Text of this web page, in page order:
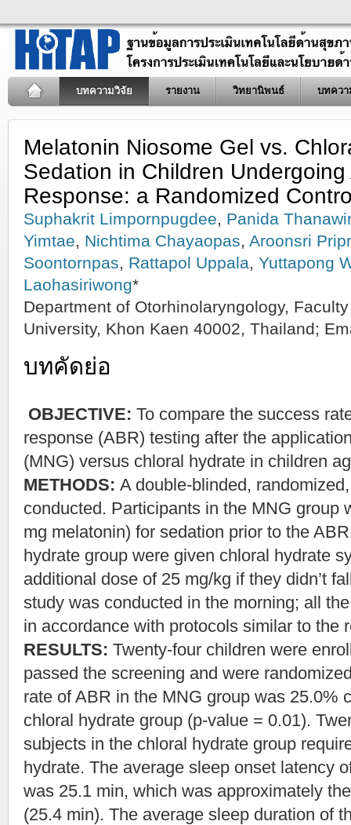
บทความวิจัย รายงาน วิทยานิพนธ์ บทควา
Melatonin Niosome Gel vs.
Sedation in Children
Response: a Randomized
Suphakrit Limpornpugdee, Panida
Yimtae, Nichtima Chayaopas, Aroonsri
Soontornpas, Rattapol Uppala, Yuttapong
Laohasiriwong*
Department of Otorhinolaryngology,
University, Khon Kaen 40002, Thailand;
บทคัดย่อ
OBJECTIVE: To compare the success
response (ABR) testing after the
(MNG) versus chloral hydrate in children
METHODS: A double-blinded,
conducted. Participants in the MNG group
mg melatonin) for sedation prior to the
hydrate group were given chloral hydrate
additional dose of 25 mg/kg if they didn’t
study was conducted in the morning; all
in accordance with protocols similar to the
RESULTS: Twenty-four children were
passed the screening and were
rate of ABR in the MNG group was 25.0%
chloral hydrate group (p-value = 0.01).
subjects in the chloral hydrate group
hydrate. The average sleep onset latency
was 25.1 min, which was approximately
(25.4 min). The average sleep duration of